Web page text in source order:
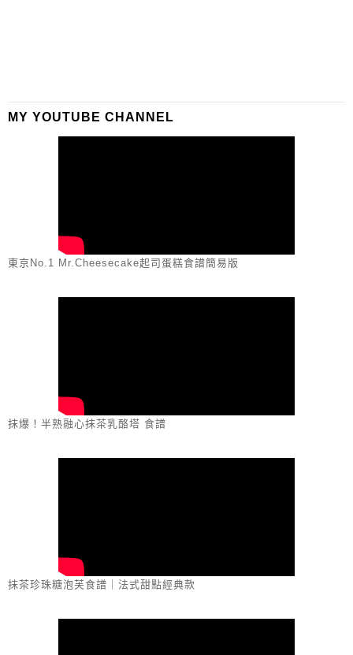
MY YOUTUBE CHANNEL
東京No.1 Mr.Cheesecake起司蛋糕食譜簡易版
抹爆！半熟融心抹茶乳酪塔 食譜
抹茶珍珠糖泡芙食譜｜法式甜點經典款